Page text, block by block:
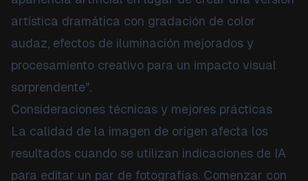
artística dramática con gradación de color
audaz, efectos de iluminación mejorados y
procesamiento creativo para un impacto visual
sorprendente".
Consideraciones técnicas y mejores prácticas
La calidad de la imagen de origen afecta los
resultados cuando se utilizan indicaciones de IA
para editar un par de fotografías. Comenzar con